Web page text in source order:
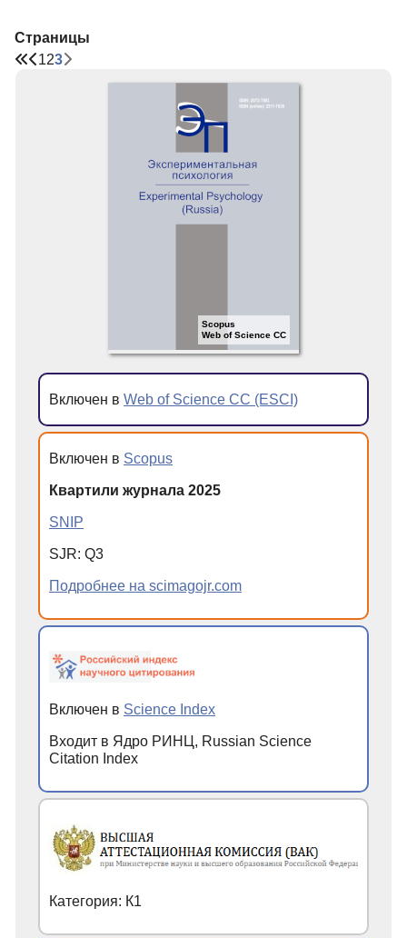
Страницы
123
Scopus
Web of Science CC
Включен в Web of Science CC (ESCI)
Включен в Scopus
Квартили журнала 2025
SNIP
SJR: Q3
Подробнее на scimagojr.com
Включен в Science Index
Входит в Ядро РИНЦ, Russian Science
Citation Index
Категория: К1